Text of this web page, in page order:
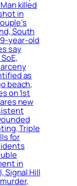
killed
in
South
year-old
say
as
beach,
on 1st
new
Triple
for
in
Signal Hill